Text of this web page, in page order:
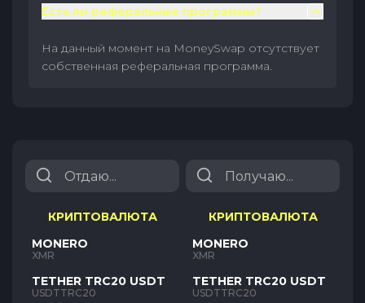
Есть ли реферальные программы?
На данный момент на MoneySwap отсутствует
собственная реферальная программа.
КРИПТОВАЛЮТА
MONERO
XMR
TETHER TRC20 USDT
USDTTRC20
КРИПТОВАЛЮТА
MONERO
XMR
TETHER TRC20 USDT
USDTTRC20